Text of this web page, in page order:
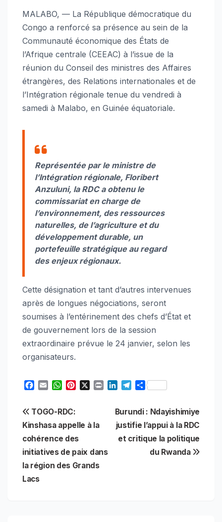
MALABO, — La République démocratique du
Congo a renforcé sa présence au sein de la
Communauté économique des États de
l’Afrique centrale (CEEAC) à l’issue de la
réunion du Conseil des ministres des Affaires
étrangères, des Relations internationales et de
l’Intégration régionale tenue du vendredi à
samedi à Malabo, en Guinée équatoriale.
Représentée par le ministre de
l’Intégration régionale, Floribert
Anzuluni, la RDC a obtenu le
commissariat en charge de
l’environnement, des ressources
naturelles, de l’agriculture et du
développement durable, un
portefeuille stratégique au regard
des enjeux régionaux.
Cette désignation et tant d’autres intervenues
après de longues négociations, seront
soumises à l’entérinement des chefs d’État et
de gouvernement lors de la session
extraordinaire prévue le 24 janvier, selon les
organisateurs.
e
b
o
o
k
i
l
W
t
s
A
p
p
e
r
e
s
t
k
e
d
I
e
g
r
a
S
r
e
Navigation
de
l’article
Burundi : Ndayishimiye
justifie l’appui à la RDC
et critique la politique
du Rwanda
TOGO-RDC:
Kinshasa appelle à la
cohérence des
initiatives de paix dans
la région des Grands
Lacs